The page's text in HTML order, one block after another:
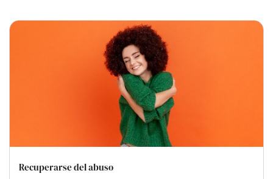
Recuperarse del abuso